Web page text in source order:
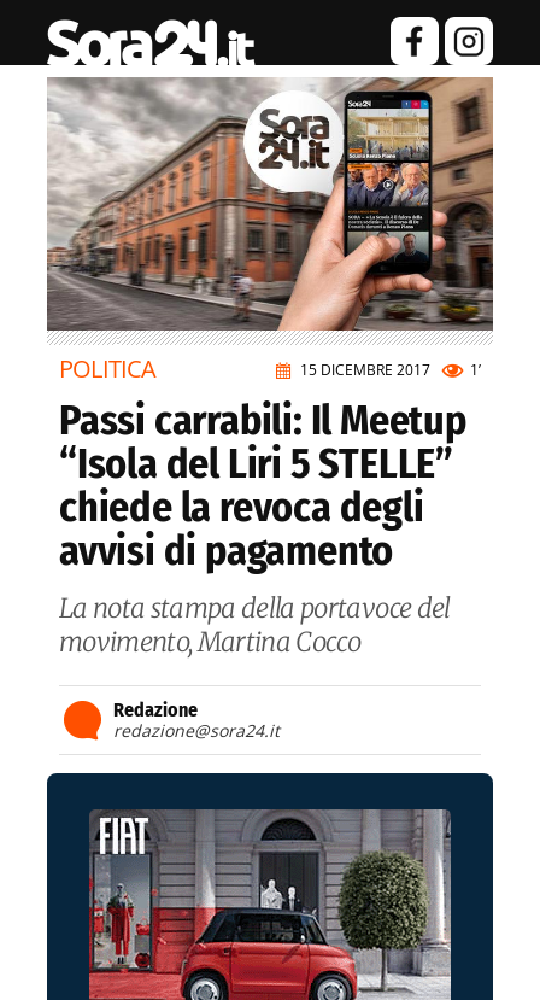
15 DICEMBRE 2017 1’
POLITICA
Passi carrabili: Il Meetup
“Isola del Liri 5 STELLE”
chiede la revoca degli
avvisi di pagamento
La nota stampa della portavoce del
movimento, Martina Cocco
Redazione
redazione@sora24.it